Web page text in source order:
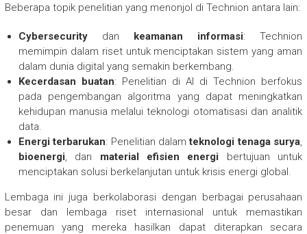
Beberapa topik penelitian yang menonjol di Technion antara lain:
Cybersecuritydan keamanan informasi: Technion
memimpin dalam riset untuk menciptakan sistem yang aman
dalam dunia digital yang semakin berkembang.
Kecerdasan buatan: Penelitian di AI di Technion berfokus
pada pengembangan algoritma yang dapat meningkatkan
kehidupan manusia melalui teknologi otomatisasi dan analitik
data.
Energi terbarukan: Penelitian dalamteknologi tenaga surya,
bioenergi, dan material efisien energi bertujuan untuk
menciptakan solusi berkelanjutan untuk krisis energi global.
Lembaga ini juga berkolaborasi dengan berbagai perusahaan
besar dan lembaga riset internasional untuk memastikan
penemuan yang mereka hasilkan dapat diterapkan secara